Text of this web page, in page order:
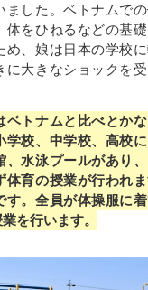
ました。ベトナムで
体をひねるなどの基
め、娘は日本の学校
に大きなショックを
ベトナムと比べとか
学校、中学校、高校
、水泳プールがあり
体育の授業が行われ
す。全員が体操服に
を行います。